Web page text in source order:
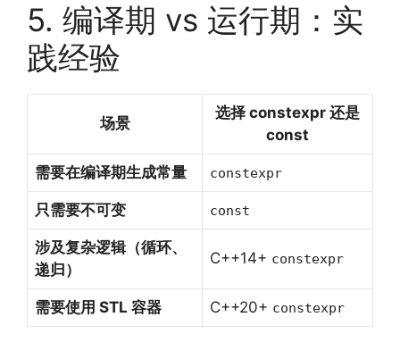
5. 编译期 vs 运行期：实
践经验
场景
选择 constexpr 还是
const
需要在编译期生成常量 constexpr
只需要不可变 const
涉及复杂逻辑（循环、
递归）
C++14+ constexpr
需要使用 STL 容器 C++20+ constexpr